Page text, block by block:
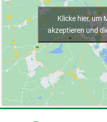
Klicke hier, um
akzeptieren und